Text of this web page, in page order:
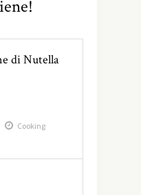
di Nutella
Cooking